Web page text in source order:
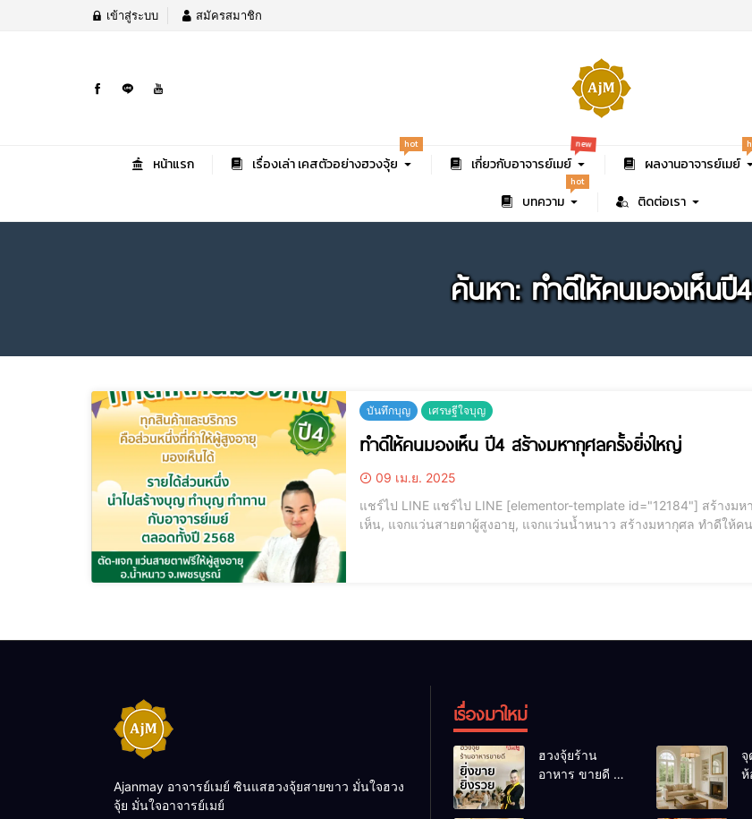
เข้าสู่ระบบ สมัครสมาชิก
หน้าแรก เรื่องเล่า เคสตัวอย่างฮวงจุ้ย
hot
เกี่ยวกับอาจารย์เมย์
new
ผลงานอาจารย์เมย์
บทความ
hot
ติดต่อเรา
ค้นหา: ทำดีให้คนมองเห็นปี4
บันทึกบุญ เศรษฐีใจบุญ
ทำดีให้คนมองเห็น ปี4 สร้างมหากุศลครั้งยิ่งใหญ่
09 เม.ย. 2025
แชร์ไป LINE แชร์ไป LINE [elementor-template id="12184"] สร้างมหากุศล, ทำดีให้คนมองเห็นปี4, แว่นสายตาผู้สูงอายุ, ทำดีให้คนมอง
เห็น, แจกแว่นสายตาผู้สูงอายุ, แจกแว่นน้ำหนาว สร้างมหากุศล ทำดีให้คนมองเห็นปี4 [elementor-template id="12187"] สร้างมหากุศล,
Ajanmay อาจารย์เมย์ ซินแสฮวงจุ้ยสายขาว มั่นใจฮวง
จุ้ย มั่นใจอาจารย์เมย์
เรื่องมาใหม่
ฮวงจุ้ยร้าน
อาหาร ขายดี ยิ่ง
จุ
ห้